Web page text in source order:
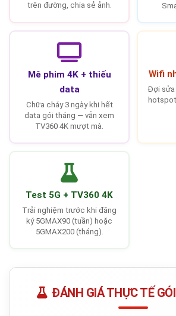
trên đường, chia sẻ ảnh.
Mê phim 4K + thiếu
data
Chữa cháy 3 ngày khi hết
data gói tháng — vẫn xem
TV360 4K mượt mà.
Wifi
Đợi sửa
Test 5G + TV360 4K
Trải nghiệm trước khi đăng
ký 5GMAX90 (tuần) hoặc
5GMAX200 (tháng).
ĐÁNH GIÁ THỰC TẾ